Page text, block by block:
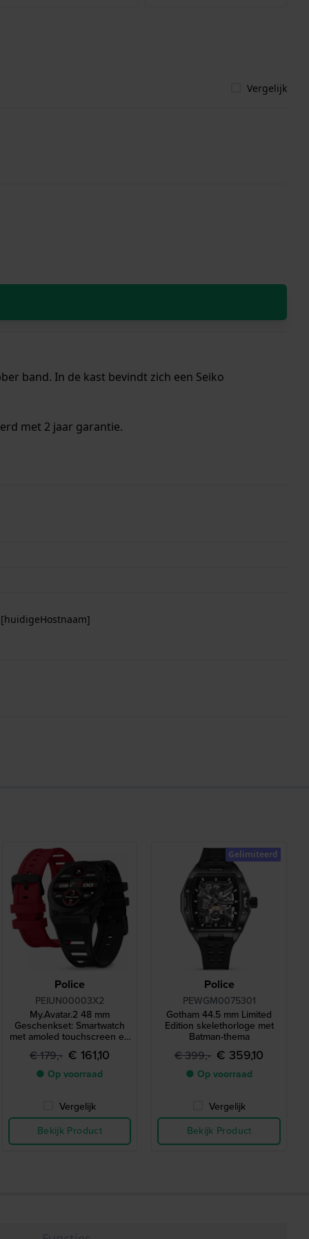
Vergelijk
band. In de kast bevindt zich een Seiko
met 2 jaar garantie.
Police
PEIUN00003X2
My.Avatar.2 48 mm
Geschenkset: Smartwatch
met amoled touchscreen en
extra siliconen bandje
€ 179,- € 161,10
● Op voorraad
Vergelijk
Bekijk Product
Police
PEWGM0075301
Gotham 44.5 mm Limited
Edition skelethorloge met
Batman-thema
€ 399,- € 359,10
● Op voorraad
Vergelijk
Bekijk Product
Gelimiteerd